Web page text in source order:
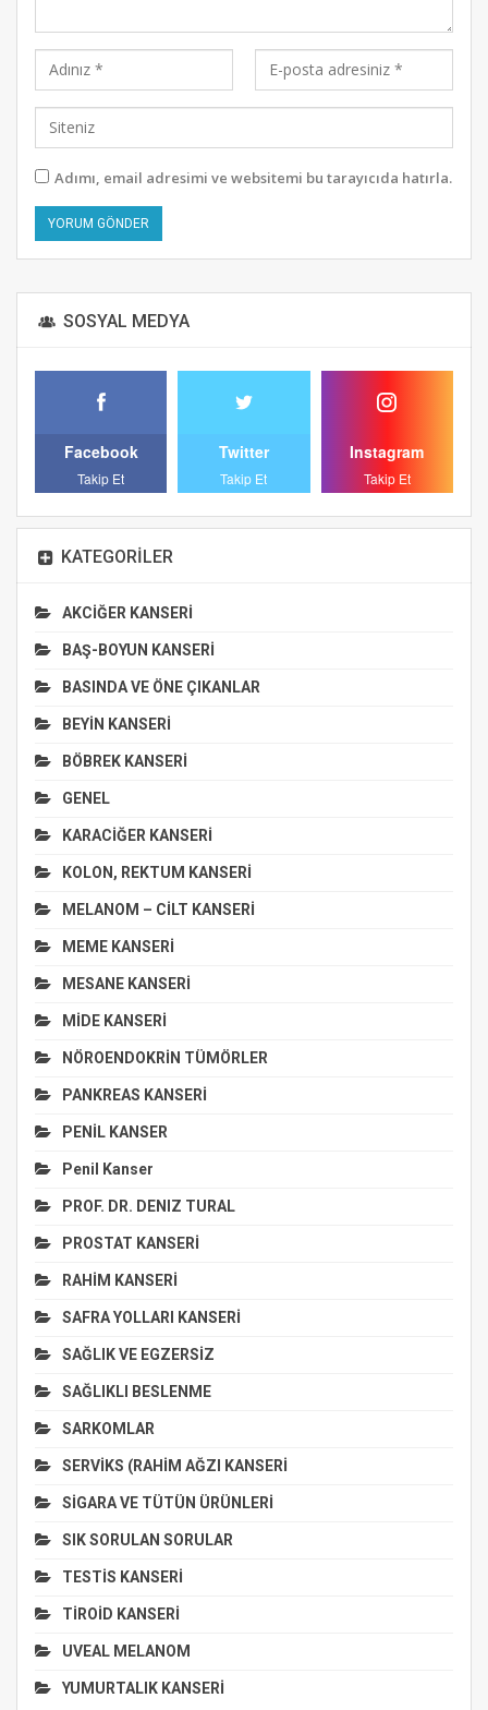
Adımı, email adresimi ve websitemi bu tarayıcıda hatırla.
SOSYAL MEDYA
Facebook
Takip Et
Twitter
Takip Et
Instagram
Takip Et
KATEGORILER
AKCİĞER KANSERİ
BAŞ-BOYUN KANSERİ
BASINDA VE ÖNE ÇIKANLAR
BEYİN KANSERİ
BÖBREK KANSERİ
GENEL
KARACİĞER KANSERİ
KOLON, REKTUM KANSERİ
MELANOM – CİLT KANSERİ
MEME KANSERİ
MESANE KANSERİ
MİDE KANSERİ
NÖROENDOKRİN TÜMÖRLER
PANKREAS KANSERİ
PENİL KANSER
Penil Kanser
PROF. DR. DENIZ TURAL
PROSTAT KANSERİ
RAHİM KANSERİ
SAFRA YOLLARI KANSERİ
SAĞLIK VE EGZERSİZ
SAĞLIKLI BESLENME
SARKOMLAR
SERVİKS (RAHİM AĞZI KANSERİ
SİGARA VE TÜTÜN ÜRÜNLERİ
SIK SORULAN SORULAR
TESTİS KANSERİ
TİROİD KANSERİ
UVEAL MELANOM
YUMURTALIK KANSERİ